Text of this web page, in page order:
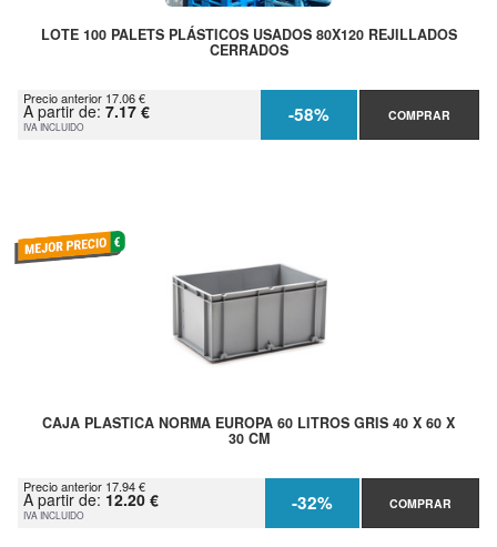
LOTE 100 PALETS PLÁSTICOS USADOS 80X120 REJILLADOS
CERRADOS
Precio anterior 17.06 €
A partir de: 7.17 €
IVA INCLUIDO -58% COMPRAR
CAJA PLASTICA NORMA EUROPA 60 LITROS GRIS 40 X 60 X
30 CM
Precio anterior 17.94 €
A partir de: 12.20 €
IVA INCLUIDO -32% COMPRAR